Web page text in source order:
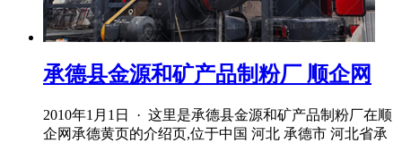
承德县金源和矿产品制粉厂 顺企网
2010年1月1日 · 这里是承德县金源和矿产品制粉厂在顺
企网承德黄页的介绍页,位于中国 河北 承德市 河北省承